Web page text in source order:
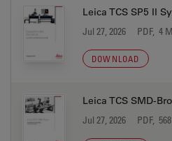
Leica TCS SP5 II
Jul 27, 2026 PDF, 4
DOWNLOAD
Leica TCS SMD-
Jul 27, 2026 PDF,